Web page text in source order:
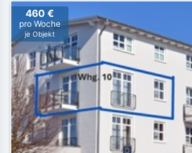
460 €
pro Woche
je Objekt